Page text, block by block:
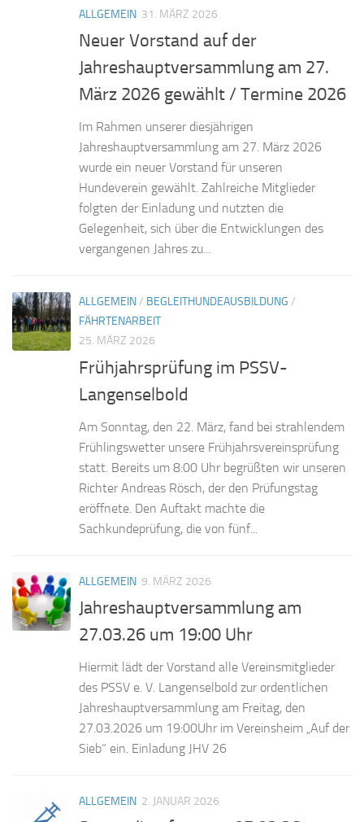
ALLGEMEIN 31. MÄRZ 2026
Neuer Vorstand auf der
Jahreshauptversammlung am 27.
März 2026 gewählt / Termine 2026
Im Rahmen unserer diesjährigen
Jahreshauptversammlung am 27. März 2026
wurde ein neuer Vorstand für unseren
Hundeverein gewählt. Zahlreiche Mitglieder
folgten der Einladung und nutzten die
Gelegenheit, sich über die Entwicklungen des
vergangenen Jahres zu...
ALLGEMEIN/ BEGLEITHUNDEAUSBILDUNG /
FÄHRTENARBEIT
25. MÄRZ 2026
Frühjahrsprüfung im PSSV-
Langenselbold
Am Sonntag, den 22. März, fand bei strahlendem
Frühlingswetter unsere Frühjahrsvereinsprüfung
statt. Bereits um 8:00 Uhr begrüßten wir unseren
Richter Andreas Rösch, der den Prüfungstag
eröffnete. Den Auftakt machte die
Sachkundeprüfung, die von fünf...
ALLGEMEIN 9. MÄRZ 2026
Jahreshauptversammlung am
27.03.26 um 19:00 Uhr
Hiermit lädt der Vorstand alle Vereinsmitglieder
des PSSV e. V. Langenselbold zur ordentlichen
Jahreshauptversammlung am Freitag, den
27.03.2026 um 19:00Uhr im Vereinsheim „Auf der
Sieb“ ein. Einladung JHV 26
ALLGEMEIN 2. JANUAR 2026